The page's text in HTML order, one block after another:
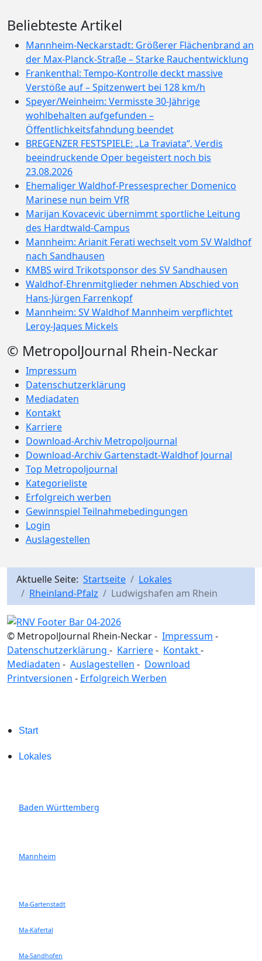
Beliebteste Artikel
Mannheim-Neckarstadt: Größerer Flächenbrand an
der Max-Planck-Straße – Starke Rauchentwicklung
Frankenthal: Tempo-Kontrolle deckt massive
Verstöße auf – Spitzenwert bei 128 km/h
Speyer/Weinheim: Vermisste 30-Jährige
wohlbehalten aufgefunden –
Öffentlichkeitsfahndung beendet
BREGENZER FESTSPIELE: „La Traviata“, Verdis
beeindruckende Oper begeistert noch bis
23.08.2026
Ehemaliger Waldhof-Pressesprecher Domenico
Marinese nun beim VfR
Marijan Kovacevic übernimmt sportliche Leitung
des Hardtwald-Campus
Mannheim: Arianit Ferati wechselt vom SV Waldhof
nach Sandhausen
KMBS wird Trikotsponsor des SV Sandhausen
Waldhof-Ehrenmitglieder nehmen Abschied von
Hans-Jürgen Farrenkopf
Mannheim: SV Waldhof Mannheim verpflichtet
Leroy-Jaques Mickels
© MetropolJournal Rhein-Neckar
Impressum
Datenschutzerklärung
Mediadaten
Kontakt
Karriere
Download-Archiv Metropoljournal
Download-Archiv Gartenstadt-Waldhof Journal
Top Metropoljournal
Kategorieliste
Erfolgreich werben
Gewinnspiel Teilnahmebedingungen
Login
Auslagestellen
Aktuelle Seite: Startseite
Lokales
Rheinland-Pfalz
Ludwigshafen am Rhein
© MetropolJournal Rhein-Neckar - Impressum -
Datenschutzerklärung - Karriere- Kontakt-
Mediadaten - Auslagestellen - Download
Printversionen - Erfolgreich Werben
Start
Lokales
Baden Württemberg
Mannheim
Ma-Gartenstadt
Ma-Käfertal
Ma-Sandhofen